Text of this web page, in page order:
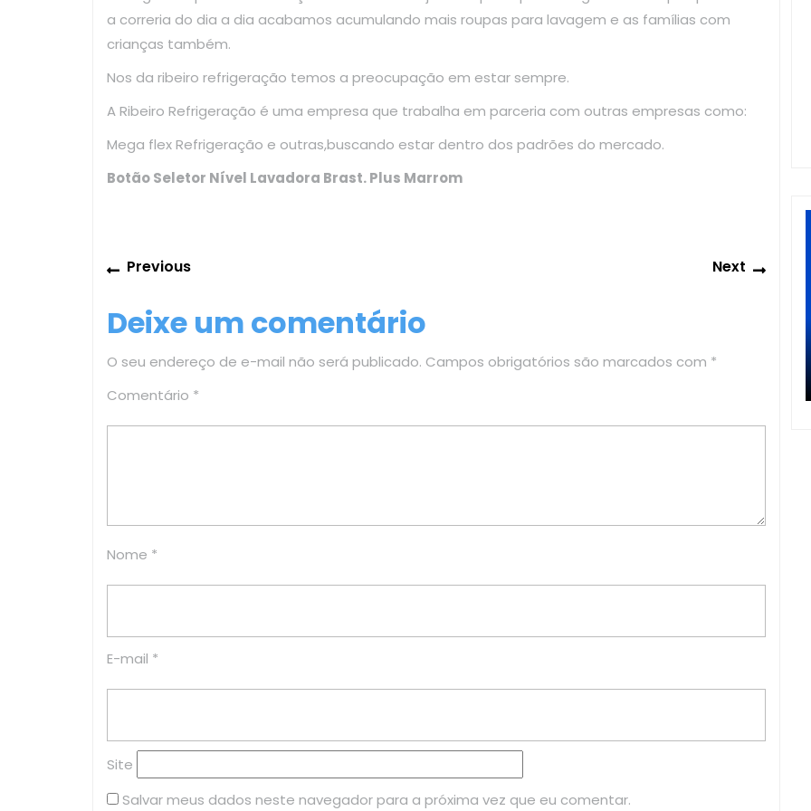
a correria do dia a dia acabamos acumulando mais roupas para lavagem e as famílias com
crianças também.
Nos da ribeiro refrigeração temos a preocupação em estar sempre.
A Ribeiro Refrigeração é uma empresa que trabalha em parceria com outras empresas como:
Mega flex Refrigeração e outras,buscando estar dentro dos padrões do mercado.
Botão Seletor Nível Lavadora Brast. Plus Marrom
Navegação
Post
PreviousPrevious
Next
Next
Deixe um comentário
O seu endereço de e-mail não será publicado. Campos obrigatórios são marcados com *
Comentário *
Nome *
E-mail *
Site
Salvar meus dados neste navegador para a próxima vez que eu comentar.